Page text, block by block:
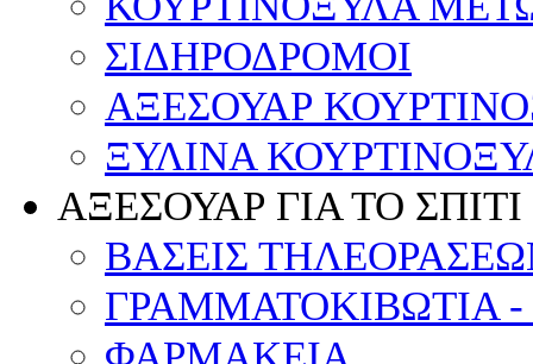
ΣΙΔΗΡΟΔΡΟΜΟΙ
ΑΞΕΣΟΥΑΡ
ΞΥΛΙΝΑ
ΑΞΕΣΟΥΑΡ ΓΙΑ ΤΟ ΣΠΙΤΙ
ΒΑΣΕΙΣ
ΓΡΑΜΜΑΤΟΚΙΒΩΤΙΑ